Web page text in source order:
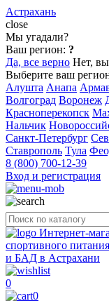
Астрахань
close
Мы угадали?
Ваш регион: ?
Да, все верно Нет,
Выберите ваш
Алушта Анапа
Волгоград Воронеж
Красноперекопск
Нальчик
Санкт-Петербург
Ставрополь Тула
8 (800) 700-12-39
Вход и регистрация
Интернет-
спортивного питания
и БАД в Астрахани
0
0